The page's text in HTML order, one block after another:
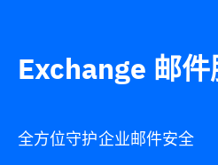
Exchange 邮
全方位守护企业邮件安全